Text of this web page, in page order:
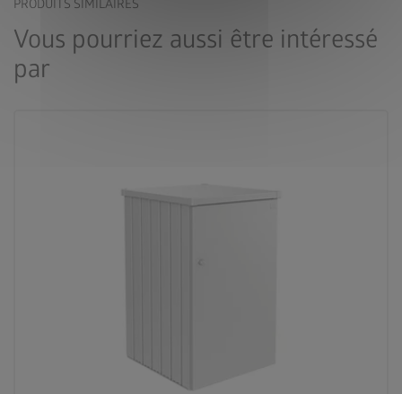
PRODUITS SIMILAIRES
Vous pourriez aussi être intéressé
par
3 couleurs